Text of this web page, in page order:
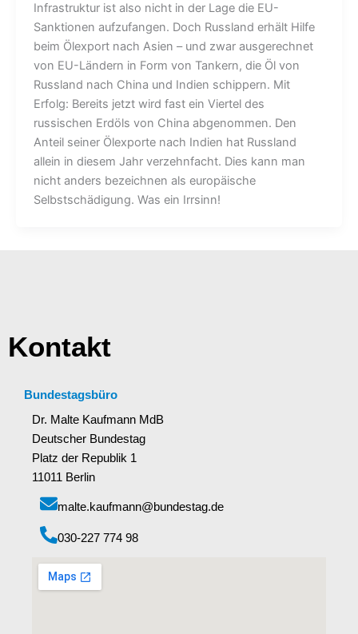
Infrastruktur ist also nicht in der Lage die EU-
Sanktionen aufzufangen. Doch Russland erhält Hilfe
beim Ölexport nach Asien – und zwar ausgerechnet
von EU-Ländern in Form von Tankern, die Öl von
Russland nach China und Indien schippern. Mit
Erfolg: Bereits jetzt wird fast ein Viertel des
russischen Erdöls von China abgenommen. Den
Anteil seiner Ölexporte nach Indien hat Russland
allein in diesem Jahr verzehnfacht. Dies kann man
nicht anders bezeichnen als europäische
Selbstschädigung. Was ein Irrsinn!
Kontakt
Bundestagsbüro
Dr. Malte Kaufmann MdB
Deutscher Bundestag
Platz der Republik 1
11011 Berlin
malte.kaufmann@bundestag.de
‭030-227 774 98‬